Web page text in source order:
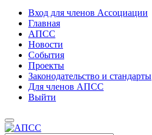
Вход для членов Ассоциации
Главная
АПСС
Новости
События
Проекты
Законодательство и стандарты
Для членов АПСС
Выйти
Меню